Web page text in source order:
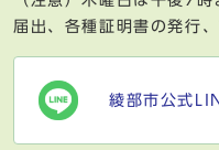
届出、各種証明書の発行
綾部市公式